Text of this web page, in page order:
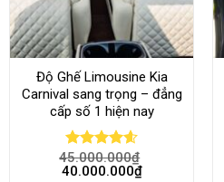
Độ Ghế Limousine Kia
Carnival sang trọng – đẳng
cấp số 1 hiện nay
Rated4.58
out of 5
45.000.000₫
40.000.000₫